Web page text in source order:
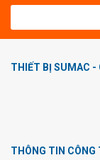
THIẾT BỊ SUMAC -
THÔNG TIN CÔNG